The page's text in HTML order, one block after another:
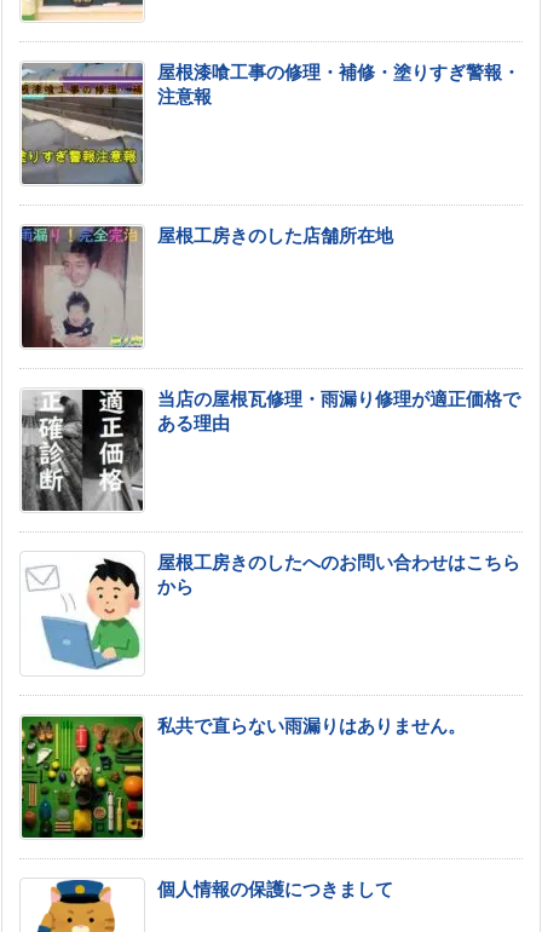
屋根漆喰工事の修理・補修・塗りすぎ警報・
注意報
屋根工房きのした店舗所在地
当店の屋根瓦修理・雨漏り修理が適正価格で
ある理由
屋根工房きのしたへのお問い合わせはこちら
から
私共で直らない雨漏りはありません。
個人情報の保護につきまして